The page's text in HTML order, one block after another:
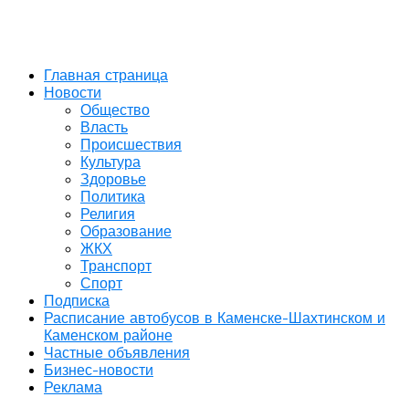
Главная страница
Новости
Общество
Власть
Происшествия
Культура
Здоровье
Политика
Религия
Образование
ЖКХ
Транспорт
Спорт
Подписка
Расписание автобусов в Каменске-Шахтинском и
Каменском районе
Частные объявления
Бизнес-новости
Реклама